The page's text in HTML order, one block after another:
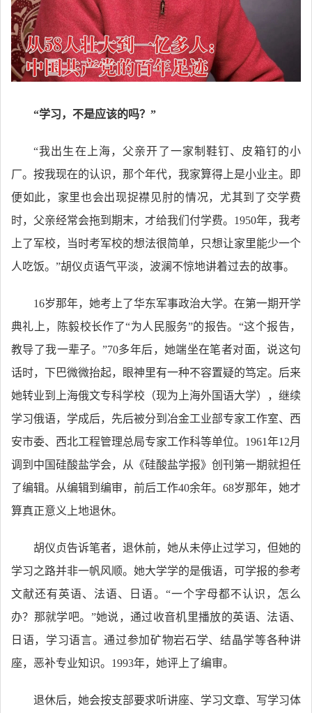
“学习，不是应该的吗？”
“我出生在上海，父亲开了一家制鞋钉、皮箱钉的小
厂。按我现在的认识，那个年代，我家算得上是小业主。即
便如此，家里也会出现捉襟见肘的情况，尤其到了交学费
时，父亲经常会拖到期末，才给我们付学费。1950年，我考
上了军校，当时考军校的想法很简单，只想让家里能少一个
人吃饭。”胡仪贞语气平淡，波澜不惊地讲着过去的故事。
16岁那年，她考上了华东军事政治大学。在第一期开学
典礼上，陈毅校长作了“为人民服务”的报告。“这个报告，
教导了我一辈子。”70多年后，她端坐在笔者对面，说这句
话时，下巴微微抬起，眼神里有一种不容置疑的笃定。后来
她转业到上海俄文专科学校（现为上海外国语大学），继续
学习俄语，学成后，先后被分到冶金工业部专家工作室、西
安市委、西北工程管理总局专家工作科等单位。1961年12月
调到中国硅酸盐学会，从《硅酸盐学报》创刊第一期就担任
了编辑。从编辑到编审，前后工作40余年。68岁那年，她才
算真正意义上地退休。
胡仪贞告诉笔者，退休前，她从未停止过学习，但她的
学习之路并非一帆风顺。她大学学的是俄语，可学报的参考
文献还有英语、法语、日语。“一个字母都不认识，怎么
办？那就学吧。”她说，通过收音机里播放的英语、法语、
日语，学习语言。通过参加矿物岩石学、结晶学等各种讲
座，恶补专业知识。1993年，她评上了编审。
退休后，她会按支部要求听讲座、学习文章、写学习体